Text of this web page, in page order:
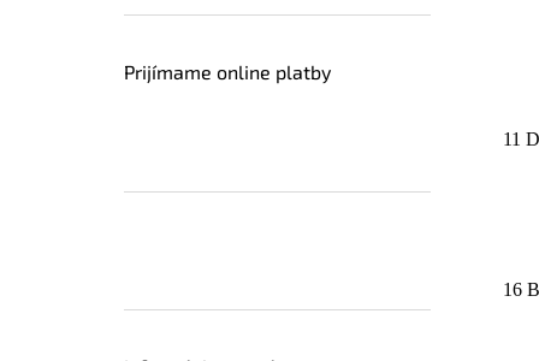
Prijímame online platby
11
16